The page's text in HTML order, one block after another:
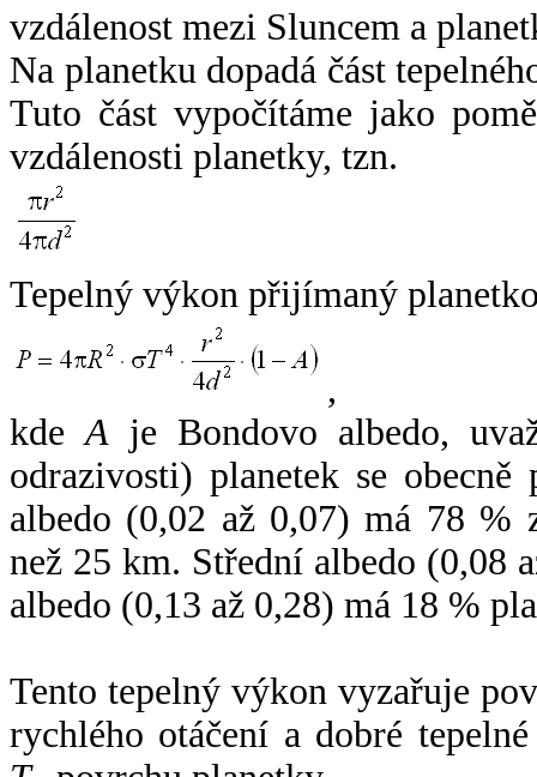
vzdálenost mezi Sluncem a
Na planetku dopadá část
Tuto část vypočítáme jako
vzdálenosti planetky, tzn.
Tepelný výkon přijímaný
,
kdeA je Bondovo albedo,
odrazivosti) planetek se
albedo (0,02 až 0,07) má 78 %
než 25 km. Střední albedo (0,08
albedo (0,13 až 0,28) má 18 %
Tento tepelný výkon vyzařuje
rychlého otáčení a dobré